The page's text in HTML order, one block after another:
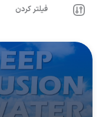
فیلتر کردن